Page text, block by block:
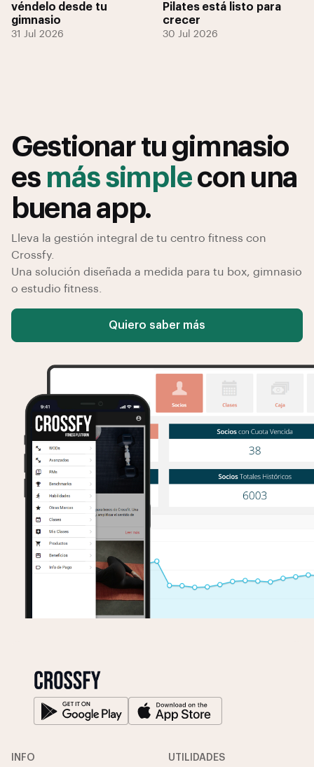
véndelo desde tu
gimnasio
31 Jul 2026
Pilates está listo para
crecer
30 Jul 2026
Gestionar tu gimnasio
es más simplecon una
buena app.
Lleva la gestión integral de tu centro fitness con
Crossfy.
Una solución diseñada a medida para tu box, gimnasio
o estudio fitness.
Quiero saber más
INFO UTILIDADES